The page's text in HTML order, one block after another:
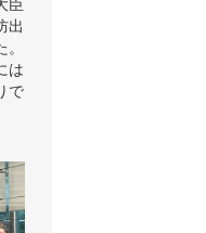
臣
出
は
で